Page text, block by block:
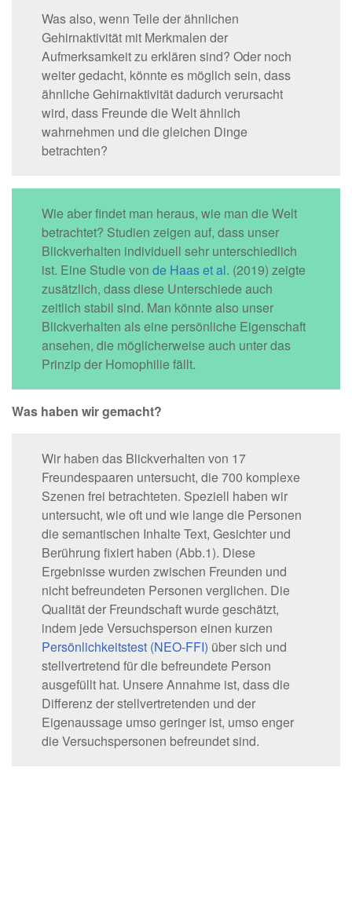
Was also, wenn Teile der ähnlichen
Gehirnaktivität mit Merkmalen der
Aufmerksamkeit zu erklären sind? Oder noch
weiter gedacht, könnte es möglich sein, dass
ähnliche Gehirnaktivität dadurch verursacht
wird, dass Freunde die Welt ähnlich
wahrnehmen und die gleichen Dinge
betrachten?
Wie aber findet man heraus, wie man die Welt
betrachtet? Studien zeigen auf, dass unser
Blickverhalten individuell sehr unterschiedlich
ist. Eine Studie von de Haas et al. (2019) zeigte
zusätzlich, dass diese Unterschiede auch
zeitlich stabil sind. Man könnte also unser
Blickverhalten als eine persönliche Eigenschaft
ansehen, die möglicherweise auch unter das
Prinzip der Homophilie fällt.
Was haben wir gemacht?
Wir haben das Blickverhalten von 17
Freundespaaren untersucht, die 700 komplexe
Szenen frei betrachteten. Speziell haben wir
untersucht, wie oft und wie lange die Personen
die semantischen Inhalte Text, Gesichter und
Berührung fixiert haben (Abb.1). Diese
Ergebnisse wurden zwischen Freunden und
nicht befreundeten Personen verglichen. Die
Qualität der Freundschaft wurde geschätzt,
indem jede Versuchsperson einen kurzen
Persönlichkeitstest (NEO-FFI) über sich und
stellvertretend für die befreundete Person
ausgefüllt hat. Unsere Annahme ist, dass die
Differenz der stellvertretenden und der
Eigenaussage umso geringer ist, umso enger
die Versuchspersonen befreundet sind.